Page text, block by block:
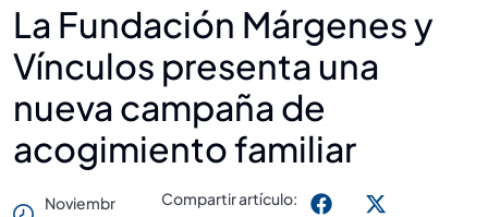
La Fundación Márgenes y
Vínculos presenta una
nueva campaña de
acogimiento familiar
Noviembr
Compartir artículo: